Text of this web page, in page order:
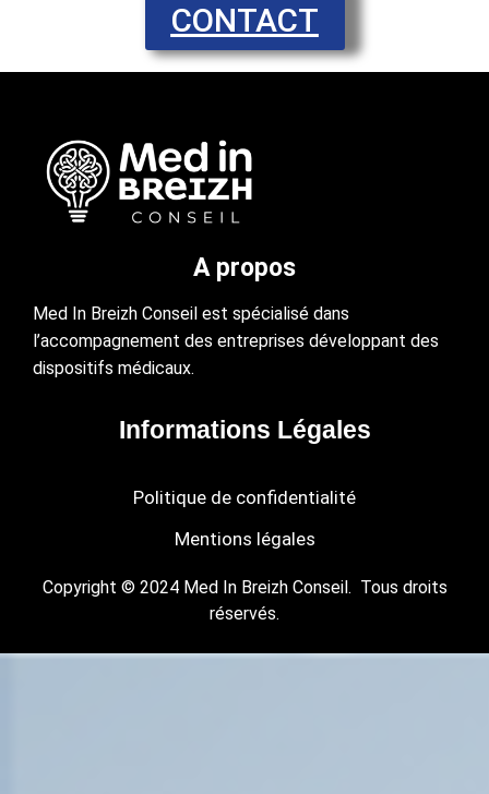
CONTACT
A propos
Med In Breizh Conseil est spécialisé dans
l’accompagnement des entreprises développant des
dispositifs médicaux.
Informations Légales
Politique de confidentialité
Mentions légales
Copyright © 2024 Med In Breizh Conseil. Tous droits
réservés.